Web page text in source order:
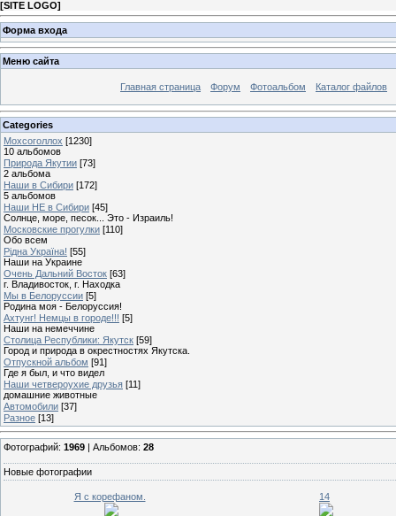
[SITE LOGO]
Форма входа
Меню сайта
Главная страница Форум Фотоальбом Каталог файлов
Categories
Мохсоголлох [1230]
10 альбомов
Природа Якутии [73]
2 альбома
Наши в Сибири [172]
5 альбомов
Наши НЕ в Сибири [45]
Солнце, море, песок... Это - Израиль!
Московские прогулки [110]
Обо всем
Рідна Україна! [55]
Наши на Украине
Очень Дальний Восток [63]
г. Владивосток, г. Находка
Мы в Белоруссии [5]
Родина моя - Белоруссия!
Ахтунг! Немцы в городе!!! [5]
Наши на немеччине
Столица Республики: Якутск [59]
Город и природа в окрестностях Якутска.
Отпускной альбом [91]
Где я был, и что видел
Наши четвероухие друзья [11]
домашние животные
Автомобили [37]
Разное [13]
Фотографий: 1969 | Альбомов: 28
Новые фотографии
Я с корефаном. 14